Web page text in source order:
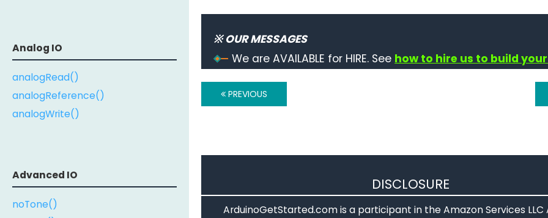
Analog IO
analogRead()
analogReference()
analogWrite()
Advanced IO
noTone()
※ OUR MESSAGES
We are AVAILABLE for HIRE. See how to hire us to build
PREVIOUS
DISCLOSURE
ArduinoGetStarted.com is a participant in the Amazon Services LLC